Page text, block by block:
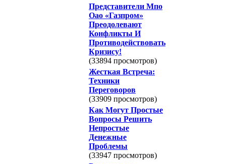
Представители Мпо
Оао «Газпром»
Преодолевают
Конфликты И
Противодействовать
Кризису!
(33894 просмотров)
Жесткая Встреча:
Техники
Переговоров
(33909 просмотров)
Как Могут Простые
Вопросы Решить
Непростые
Денежные
Проблемы
(33947 просмотров)